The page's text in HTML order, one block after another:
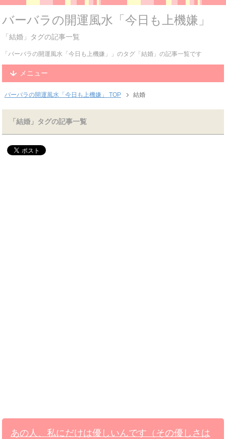
バーバラの開運風水「今日も上機嫌」
「結婚」タグの記事一覧
「バーバラの開運風水「今日も上機嫌」」のタグ「結婚」の記事一覧です
メニュー
バーバラの開運風水「今日も上機嫌」 TOP 結婚
「結婚」タグの記事一覧
あの人、私にだけは優しいんです（その優しさは